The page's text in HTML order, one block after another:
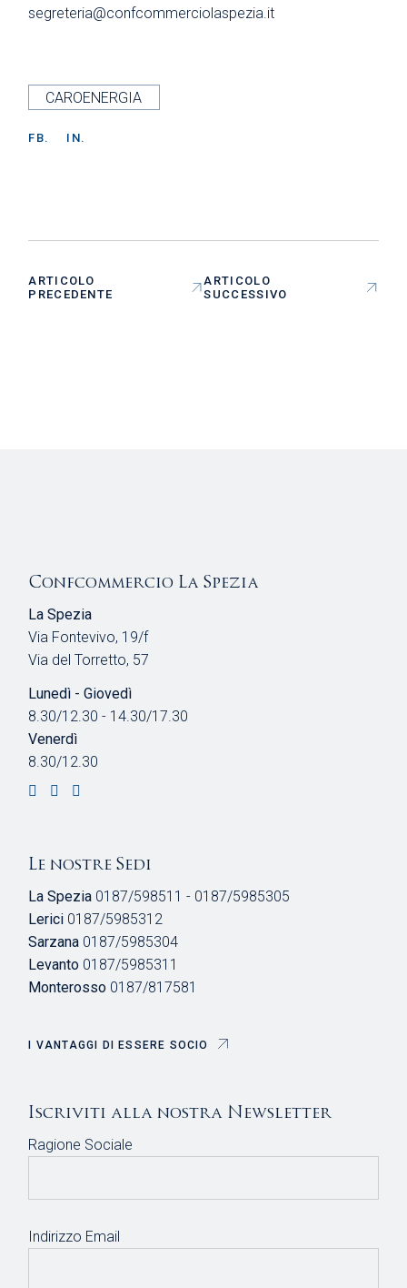
segreteria@confcommerciolaspezia.it
CAROENERGIA
FB. IN.
ARTICOLO
PRECEDENTE
ARTICOLO
SUCCESSIVO
Confcommercio La Spezia
La Spezia
Via Fontevivo, 19/f
Via del Torretto, 57
Lunedì - Giovedì
8.30/12.30 - 14.30/17.30
Venerdì
8.30/12.30
Le nostre Sedi
La Spezia 0187/598511 - 0187/5985305
Lerici 0187/5985312
Sarzana 0187/5985304
Levanto 0187/5985311
Monterosso 0187/817581
I VANTAGGI DI ESSERE SOCIO
Iscriviti alla nostra Newsletter
Ragione Sociale
Indirizzo Email